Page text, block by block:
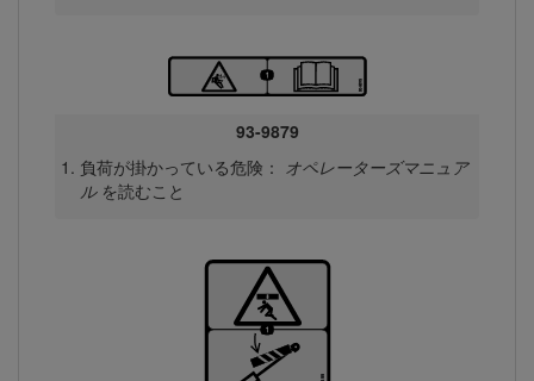
93-9879
負荷が掛かっている危険： オペレーターズマニュア
ル を読むこと